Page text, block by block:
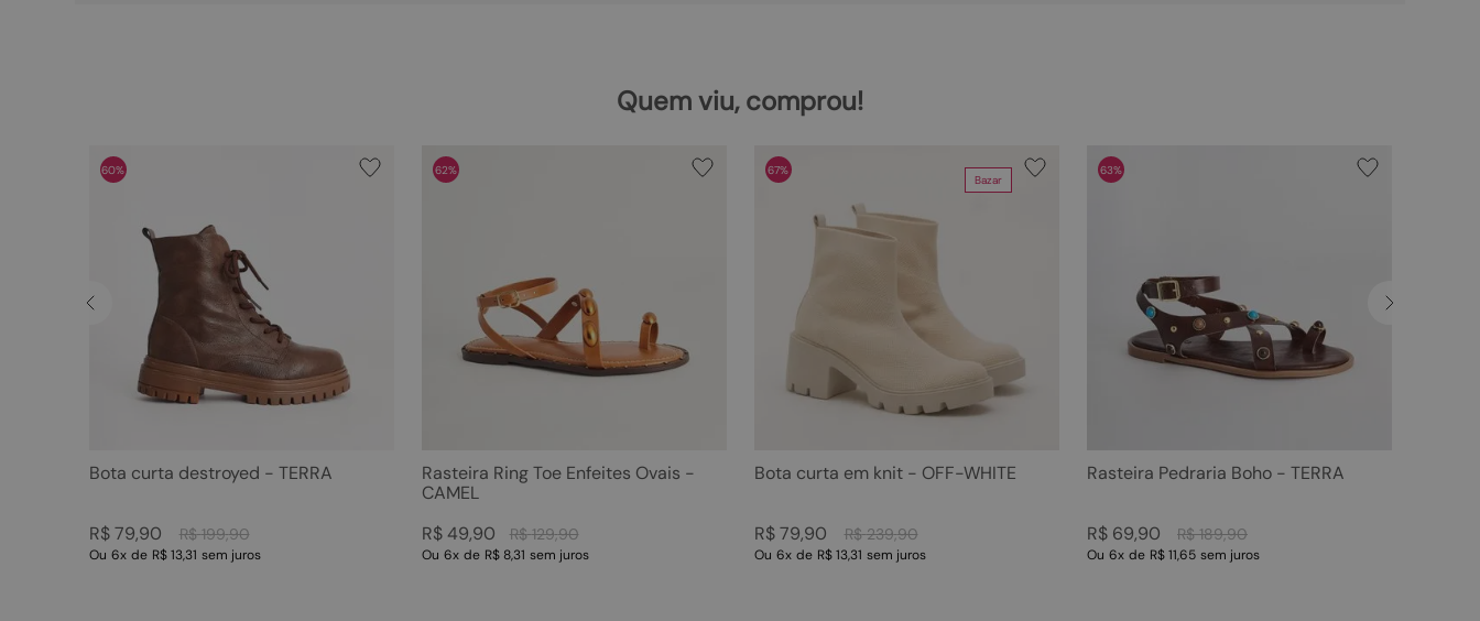
Quem viu, comprou!
60%
Bota curta destroyed - TERRA
R$ 199,90
R$ 79,90
Ou 6x de R$ 13,31 sem juros
62%
Rasteira Ring Toe Enfeites Ovais -
CAMEL
R$ 129,90
R$ 49,90
Ou 6x de R$ 8,31 sem juros
Bazar
67%
Bota curta em knit - OFF-WHITE
R$ 239,90
R$ 79,90
Ou 6x de R$ 13,31 sem juros
63%
Rasteira Pedraria Boho - TERRA
R$ 189,90
R$ 69,90
Ou 6x de R$ 11,65 sem juros